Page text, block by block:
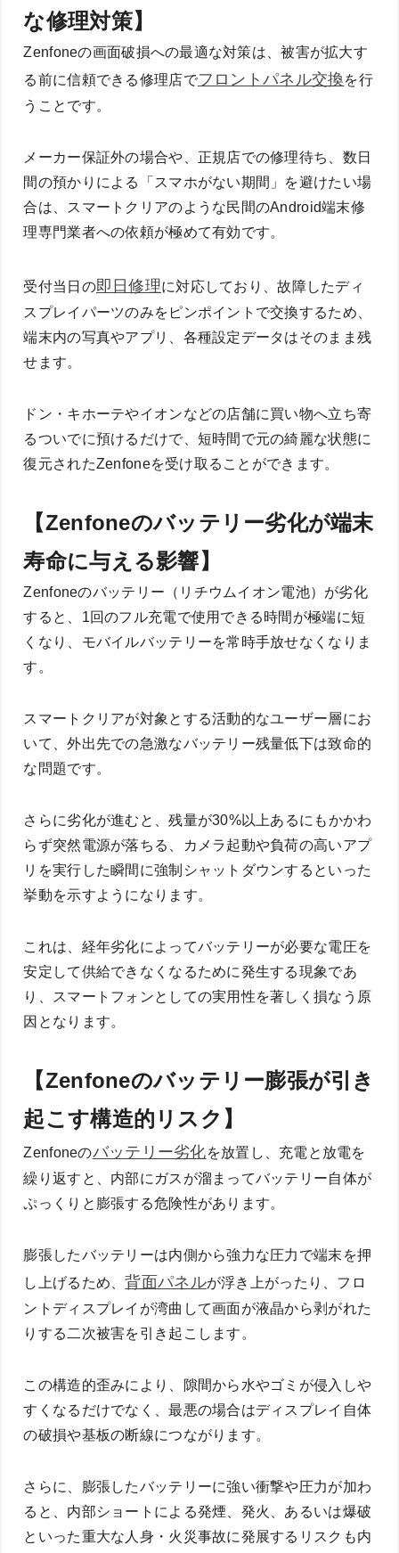
な修理対策】
Zenfoneの画面破損への最適な対策は、被害が拡大す
る前に信頼できる修理店でフロントパネル交換を行
うことです。
メーカー保証外の場合や、正規店での修理待ち、数日
間の預かりによる「スマホがない期間」を避けたい場
合は、スマートクリアのような民間のAndroid端末修
理専門業者への依頼が極めて有効です。
受付当日の即日修理に対応しており、故障したディ
スプレイパーツのみをピンポイントで交換するため、
端末内の写真やアプリ、各種設定データはそのまま残
せます。
ドン・キホーテやイオンなどの店舗に買い物へ立ち寄
るついでに預けるだけで、短時間で元の綺麗な状態に
復元されたZenfoneを受け取ることができます。
【Zenfoneのバッテリー劣化が端末
寿命に与える影響】
Zenfoneのバッテリー（リチウムイオン電池）が劣化
すると、1回のフル充電で使用できる時間が極端に短
くなり、モバイルバッテリーを常時手放せなくなりま
す。
スマートクリアが対象とする活動的なユーザー層にお
いて、外出先での急激なバッテリー残量低下は致命的
な問題です。
さらに劣化が進むと、残量が30%以上あるにもかかわ
らず突然電源が落ちる、カメラ起動や負荷の高いアプ
リを実行した瞬間に強制シャットダウンするといった
挙動を示すようになります。
これは、経年劣化によってバッテリーが必要な電圧を
安定して供給できなくなるために発生する現象であ
り、スマートフォンとしての実用性を著しく損なう原
因となります。
【Zenfoneのバッテリー膨張が引き
起こす構造的リスク】
Zenfoneのバッテリー劣化を放置し、充電と放電を
繰り返すと、内部にガスが溜まってバッテリー自体が
ぷっくりと膨張する危険性があります。
膨張したバッテリーは内側から強力な圧力で端末を押
し上げるため、背面パネルが浮き上がったり、フロ
ントディスプレイが湾曲して画面が液晶から剥がれた
りする二次被害を引き起こします。
この構造的歪みにより、隙間から水やゴミが侵入しや
すくなるだけでなく、最悪の場合はディスプレイ自体
の破損や基板の断線につながります。
さらに、膨張したバッテリーに強い衝撃や圧力が加わ
ると、内部ショートによる発煙、発火、あるいは爆破
といった重大な人身・火災事故に発展するリスクも内